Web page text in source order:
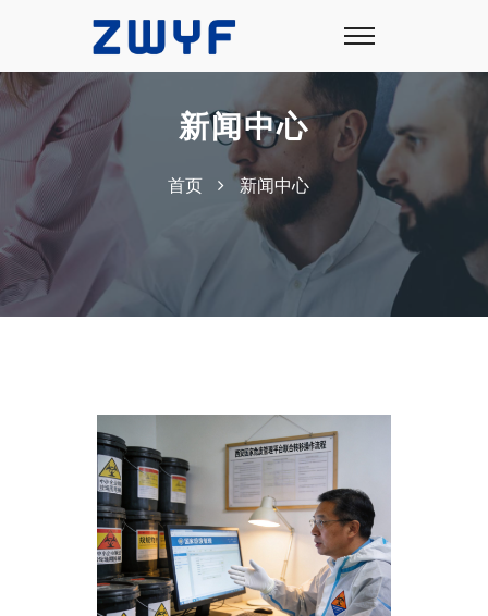
新闻中心
首页 新闻中心